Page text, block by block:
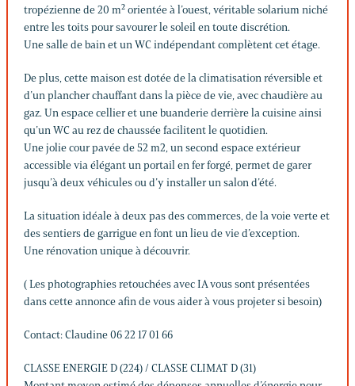
tropézienne de 20 m² orientée à l’ouest, véritable solarium niché
entre les toits pour savourer le soleil en toute discrétion.
Une salle de bain et un WC indépendant complètent cet étage.
De plus, cette maison est dotée de la climatisation réversible et
d’un plancher chauffant dans la pièce de vie, avec chaudière au
gaz. Un espace cellier et une buanderie derrière la cuisine ainsi
qu’un WC au rez de chaussée facilitent le quotidien.
Une jolie cour pavée de 52 m2, un second espace extérieur
accessible via élégant un portail en fer forgé, permet de garer
jusqu’à deux véhicules ou d’y installer un salon d’été.
La situation idéale à deux pas des commerces, de la voie verte et
des sentiers de garrigue en font un lieu de vie d’exception.
Une rénovation unique à découvrir.
( Les photographies retouchées avec IA vous sont présentées
dans cette annonce afin de vous aider à vous projeter si besoin)
Contact: Claudine 06 22 17 01 66
CLASSE ENERGIE D (224) / CLASSE CLIMAT D (31)